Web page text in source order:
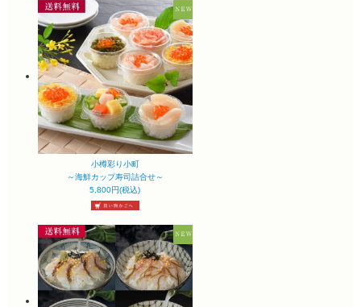
小樽彩り小町
～海鮮カップ寿司詰合せ～
5,800円(税込)